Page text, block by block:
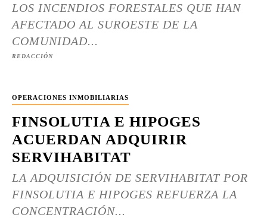
LOS INCENDIOS FORESTALES QUE HAN
AFECTADO AL SUROESTE DE LA
COMUNIDAD...
REDACCIÓN
OPERACIONES INMOBILIARIAS
FINSOLUTIA E HIPOGES
ACUERDAN ADQUIRIR
SERVIHABITAT
LA ADQUISICIÓN DE SERVIHABITAT POR
FINSOLUTIA E HIPOGES REFUERZA LA
CONCENTRACIÓN...